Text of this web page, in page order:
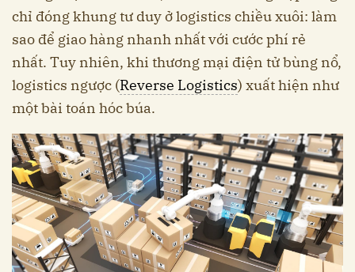
chỉ đóng khung tư duy ở logistics chiều xuôi: làm
sao để giao hàng nhanh nhất với cước phí rẻ
nhất. Tuy nhiên, khi thương mại điện tử bùng nổ,
logistics ngược (Reverse Logistics) xuất hiện như
một bài toán hóc búa.